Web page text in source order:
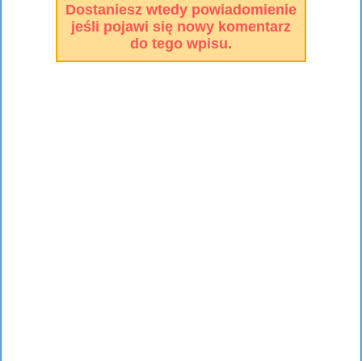
Dostaniesz wtedy powiadomienie
jeśli pojawi się nowy komentarz
do tego wpisu.